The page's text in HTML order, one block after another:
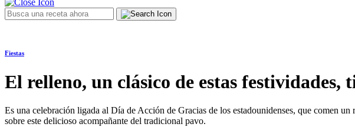
Fiestas
El relleno, un clásico de estas festividades,
Es una celebración ligada al Día de Acción de Gracias de los estadounidenses, que comen
sobre este delicioso acompañante del tradicional pavo.